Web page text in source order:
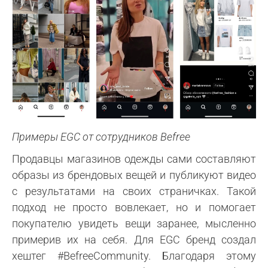
Примеры EGC от сотрудников Befree
Продавцы магазинов одежды сами составляют
образы из брендовых вещей и публикуют видео
с результатами на своих страничках. Такой
подход не просто вовлекает, но и помогает
покупателю увидеть вещи заранее, мысленно
примерив их на себя. Для EGC бренд создал
хештег #BefreeCommunity. Благодаря этому